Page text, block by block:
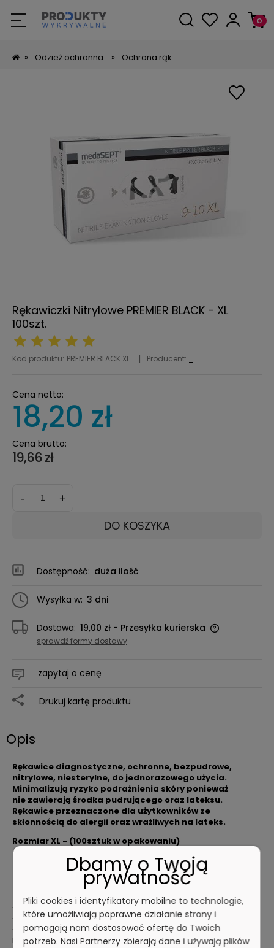
» Odzież ochronna » Ochrona rąk
Rękawiczki Nitrylowe PREMIER BLACK - XL
100szt.
Kod produktu: PREMIER BLACK XL Producent:
Cena brutto:
19,66 zł
Cena netto:
18,20 zł
- +
DO KOSZYKA
Dostępność: duża ilość
Wysyłka w: 3 dni
Dostawa: 19,00 zł - Przesyłka kurierska
sprawdź formy dostawy
zapytaj o cenę
Drukuj kartę produktu
Opis
Rękawice diagnostyczne, ochronne, bezpudrowe,
nitrylowe, niesterylne, do jednorazowego użycia.
Minimalizują ryzyko podrażnienia skóry ponieważ
nie zawierają środka pudrującego oraz lateksu.
Rękawice przeznaczone dla użytkowników ze
skłonnością do alergii oraz wrażliwych na lateks.
Rozmiar XL - (100sztuk w opakowaniu)
- rękawice zgodne do kontaktu z żywnością
- nitrylowe
- bezpudrowe
- kolor: czarny
- mankiet: równomiernie rolowany
- kształt: uniwersalny
- zaklasyfikowane jako Środek Ochrony Indywidualnej
kategorii I
Dbamy o Twoją
prywatność
Pliki cookies i identyfikatory mobilne to technologie,
które umożliwiają poprawne działanie strony i
pomagają nam dostosować ofertę do Twoich
potrzeb. Nasi Partnerzy zbierają dane i używają plików